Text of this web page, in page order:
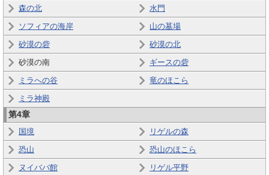
森の北
水門
ソフィアの海岸
山の墓場
砂漠の砦
砂漠の北
砂漠の南
ギースの砦
ミラへの谷
竜のほこら
ミラ神殿
第4章
国境
リゲルの森
恐山
恐山のほこら
ヌイババ館
リゲル平野